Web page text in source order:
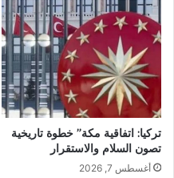
تركيا: اتفاقية مكة” خطوة تاريخية
تصون السلام والاستقرار
أغسطس 7, 2026